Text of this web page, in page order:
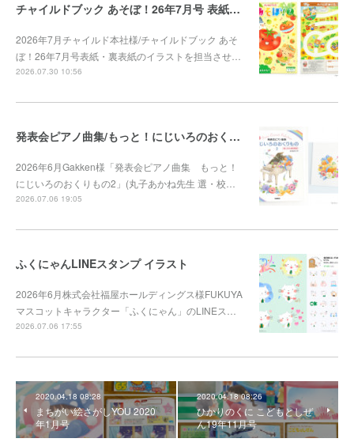
チャイルドブック あそぼ！26年7月号 表紙・裏表紙
2026年7月チャイルド本社様/チャイルドブック あそ
ぼ！26年7月号表紙・裏表紙のイラストを担当させ…
2026.07.30 10:56
発表会ピアノ曲集/もっと！にじいろのおくりもの2
2026年6月Gakken様「発表会ピアノ曲集 もっと！
にじいろのおくりもの2」(丸子あかね先生 選・校…
2026.07.06 19:05
ふくにゃんLINEスタンプ イラスト
2026年6月株式会社福屋ホールディングス様FUKUYA
マスコットキャラクター「ふくにゃん」のLINEス…
2026.07.06 17:55
2020.04.18 08:28
まちがい絵さがしYOU 2020
年1月号
2020.04.18 08:26
ひかりのくに こどもとしぜ
ん19年11月号